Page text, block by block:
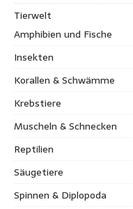
Tierwelt
Amphibien und Fische
Insekten
Korallen & Schwämme
Krebstiere
Muscheln & Schnecken
Reptilien
Säugetiere
Spinnen & Diplopoda